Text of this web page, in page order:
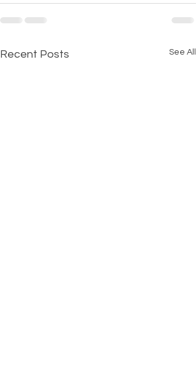
Recent Posts See All